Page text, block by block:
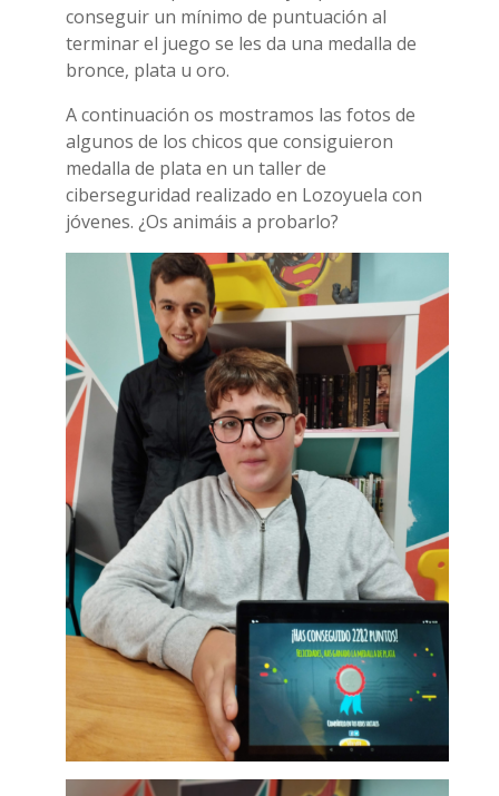
conseguir un mínimo de puntuación al
terminar el juego se les da una medalla de
bronce, plata u oro.
A continuación os mostramos las fotos de
algunos de los chicos que consiguieron
medalla de plata en un taller de
ciberseguridad realizado en Lozoyuela con
jóvenes. ¿Os animáis a probarlo?